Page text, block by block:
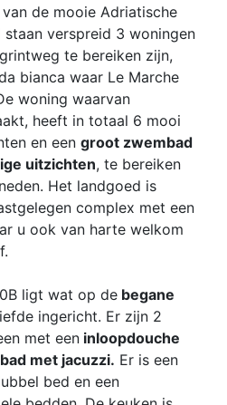
de mooie Adriatische
verspreid 3 woningen
te bereiken zijn,
bianca waar Le Marche
woning waarvan
heeft in totaal 6 mooi
en een groot zwembad
uitzichten, te bereiken
Het landgoed is
complex met een
u ook van harte welkom
ligt wat op de begane
ingericht. Er zijn 2
met een inloopdouche
met jacuzzi. Er is een
bed en een